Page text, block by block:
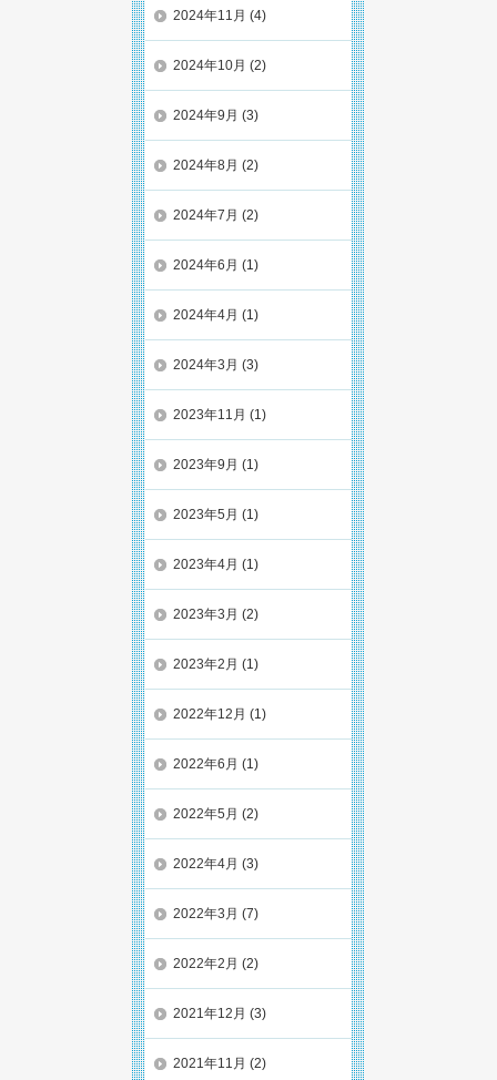
2024年11月 (4)
2024年10月 (2)
2024年9月 (3)
2024年8月 (2)
2024年7月 (2)
2024年6月 (1)
2024年4月 (1)
2024年3月 (3)
2023年11月 (1)
2023年9月 (1)
2023年5月 (1)
2023年4月 (1)
2023年3月 (2)
2023年2月 (1)
2022年12月 (1)
2022年6月 (1)
2022年5月 (2)
2022年4月 (3)
2022年3月 (7)
2022年2月 (2)
2021年12月 (3)
2021年11月 (2)